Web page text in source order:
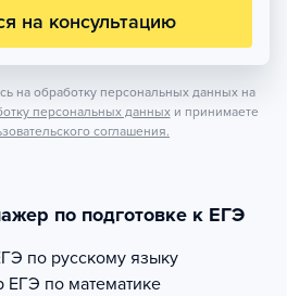
на консультацию
на обработку персональных данных на
персональных данных и принимаете
соглашения.
по подготовке к ЕГЭ
по русскому языку
ЕГЭ по математике